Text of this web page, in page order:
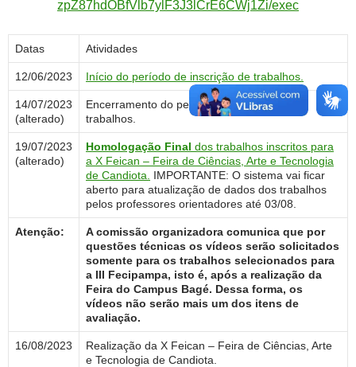
zpZ87hdOBfVlb7ylF3J3lCrE6CWj1Zi/exec
Datas Atividades
12/06/2023 Início do período de inscrição de trabalhos.
14/07/2023
(alterado)
Encerramento do período de inscrição de
trabalhos.
19/07/2023
(alterado)
Homologação Final dos trabalhos inscritos para
a X Feican – Feira de Ciências, Arte e Tecnologia
de Candiota.
IMPORTANTE: O sistema vai ficar
aberto para atualização de dados dos trabalhos
pelos professores orientadores até 03/08.
Atenção:
A comissão organizadora comunica que por
questões técnicas os vídeos serão solicitados
somente para os trabalhos selecionados para
a III Fecipampa, isto é, após a realização da
Feira do Campus Bagé. Dessa forma, os
vídeos não serão mais um dos itens de
avaliação.
16/08/2023
Realização da X Feican – Feira de Ciências, Arte
e Tecnologia de Candiota.